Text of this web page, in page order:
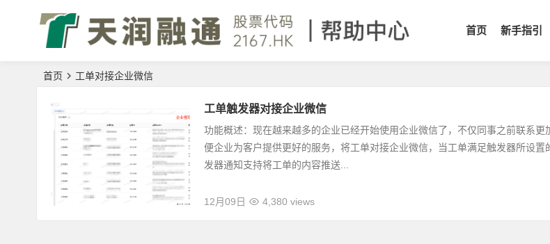
首页 新手指引
首页 工单对接企业微信
工单触发器对接企业微信
功能概述：现在越来越多的企业已经开始使用企业微信了，不仅同事之前联系更
便企业为客户提供更好的服务，将工单对接企业微信，当工单满足触发器所设置
发器通知支持将工单的内容推送...
12月09日 4,380 views